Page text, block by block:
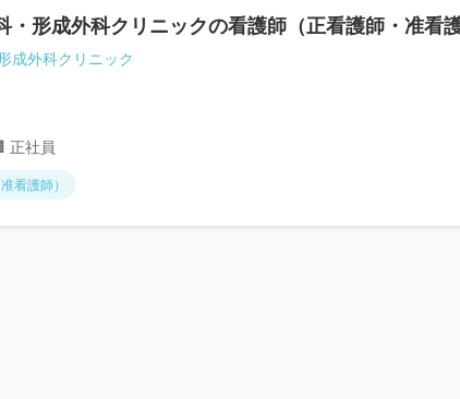
・形成外科クリニックの看護師（正看護師・准看護
成外科クリニック
正社員
看護師）